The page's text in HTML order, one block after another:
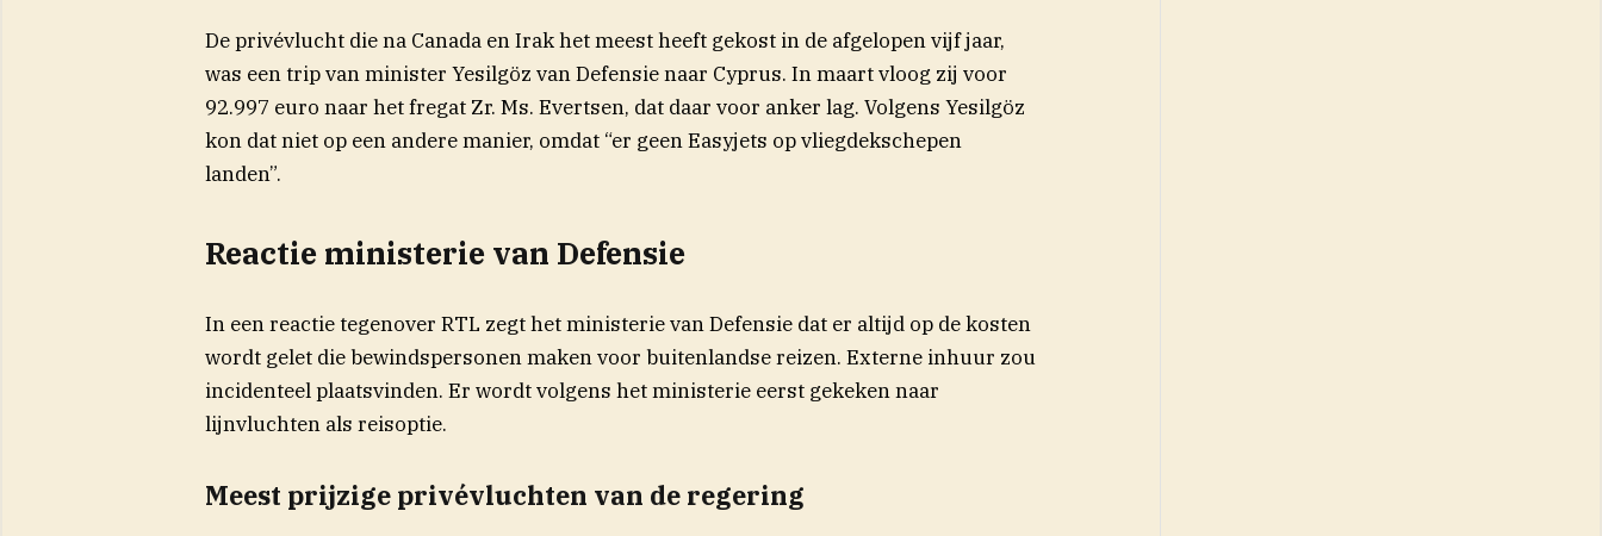
De privévlucht die na Canada en Irak het meest heeft gekost in de afgelopen vijf jaar,
was een trip van minister Yesilgöz van Defensie naar Cyprus. In maart vloog zij voor
92.997 euro naar het fregat Zr. Ms. Evertsen, dat daar voor anker lag. Volgens Yesilgöz
kon dat niet op een andere manier, omdat “er geen Easyjets op vliegdekschepen
landen”.
Reactie ministerie van Defensie
In een reactie tegenover RTL zegt het ministerie van Defensie dat er altijd op de kosten
wordt gelet die bewindspersonen maken voor buitenlandse reizen. Externe inhuur zou
incidenteel plaatsvinden. Er wordt volgens het ministerie eerst gekeken naar
lijnvluchten als reisoptie.
Meest prijzige privévluchten van de regering